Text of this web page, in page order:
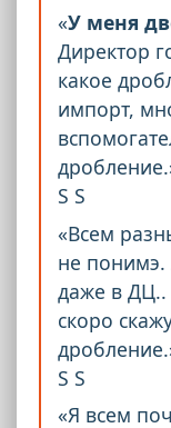
«У меня
Директор
какое
импорт,
S S
«Всем
не
даже в ДЦ..
скоро
S S
«Я всем